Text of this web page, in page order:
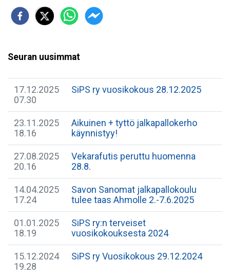
Seuran uusimmat
17.12.2025
07.30
SiPS ry vuosikokous 28.12.2025
23.11.2025
18.16
Aikuinen + tyttö jalkapallokerho
käynnistyy!
27.08.2025
20.16
Vekarafutis peruttu huomenna
28.8.
14.04.2025
17.24
Savon Sanomat jalkapallokoulu
tulee taas Ahmolle 2.-7.6.2025
01.01.2025
18.19
SiPS ry:n terveiset
vuosikokouksesta 2024
15.12.2024
19.28
SiPS ry Vuosikokous 29.12.2024